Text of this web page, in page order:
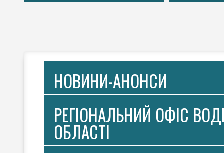
НОВИНИ-АНОНСИ
РЕГІОНАЛЬНИЙ ОФІС
ОБЛАСТІ